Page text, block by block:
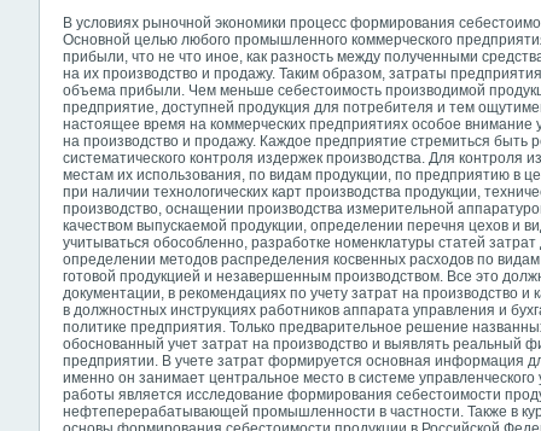
В условиях рыночной экономики процесс формирования
Основной целью любого промышленного коммерческого
прибыли, что не что иное, как разность между полученными
на их производство и продажу. Таким образом, затраты
объема прибыли. Чем меньше себестоимость производимой
предприятие, доступней продукция для потребителя и тем
настоящее время на коммерческих предприятиях особое
на производство и продажу. Каждое предприятие стремиться быть
систематического контроля издержек производства. Для контроля
местам их использования, по видам продукции, по предприятию в
при наличии технологических карт производства продукции,
производство, оснащении производства измерительной
качеством выпускаемой продукции, определении перечня цехов и
учитываться обособленно, разработке номенклатуры статей
определении методов распределения косвенных расходов по
готовой продукцией и незавершенным производством. Все это
документации, в рекомендациях по учету затрат на производство и
в должностных инструкциях работников аппарата управления и
политике предприятия. Только предварительное решение
обоснованный учет затрат на производство и выявлять реальный
предприятии. В учете затрат формируется основная информация
именно он занимает центральное место в системе
работы является исследование формирования себестоимости
нефтеперерабатывающей промышленности в частности. Также в